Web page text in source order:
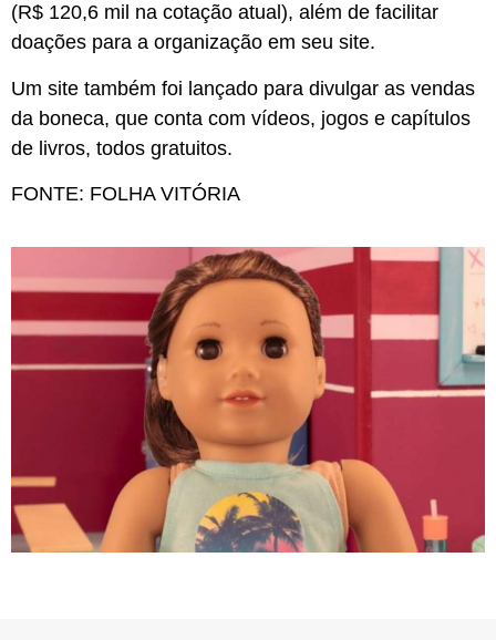
(R$ 120,6 mil na cotação atual), além de facilitar
doações para a organização em seu site.
Um site também foi lançado para divulgar as vendas
da boneca, que conta com vídeos, jogos e capítulos
de livros, todos gratuitos.
FONTE: FOLHA VITÓRIA